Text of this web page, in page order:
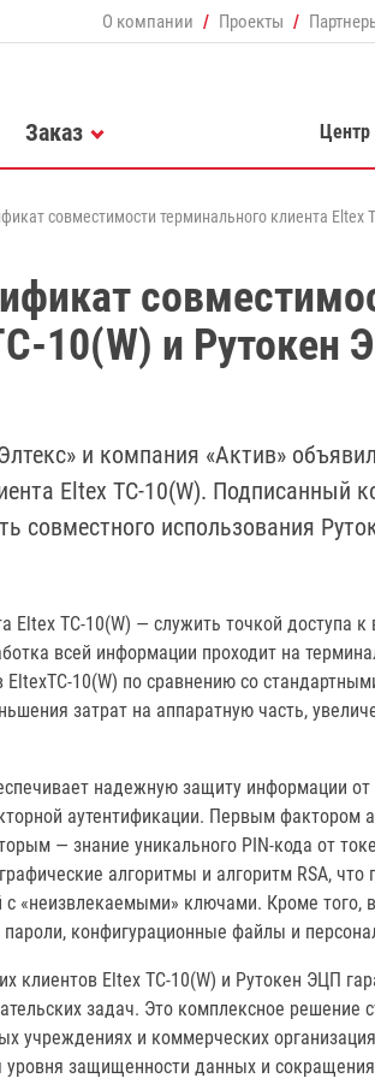
О компании Проекты
Заказ Центр
совместимости терминального клиента Eltex
10(W) и Рутокен
и компания «Актив»
Eltex TC-10(W). Подписанный
совместного использования
Eltex TC-10(W) — служить точкой доступа
всей информации проходит на
10(W) по сравнению со
затрат на аппаратную часть,
надежную защиту информации от
аутентификации. Первым фактором
— знание уникального PIN-кода от
алгоритмы и алгоритм RSA, что
с «неизвлекаемыми» ключами. Кроме
конфигурационные файлы и
клиентов Eltex TC-10(W) и Рутокен ЭЦП
задач. Это комплексное решение
учреждениях и коммерческих
защищенности данных и